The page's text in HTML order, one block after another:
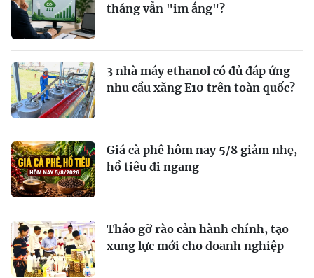
tháng vẫn "im ắng"?
3 nhà máy ethanol có đủ đáp ứng
nhu cầu xăng E10 trên toàn quốc?
Giá cà phê hôm nay 5/8 giảm nhẹ,
hồ tiêu đi ngang
Tháo gỡ rào cản hành chính, tạo
xung lực mới cho doanh nghiệp